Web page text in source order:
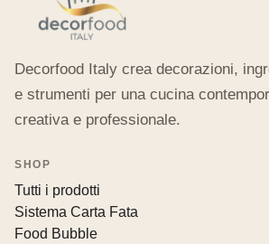
Decorfood Italy crea decorazioni,
e strumenti per una cucina
creativa e professionale.
SHOP
Tutti i prodotti
Sistema Carta Fata
Food Bubble